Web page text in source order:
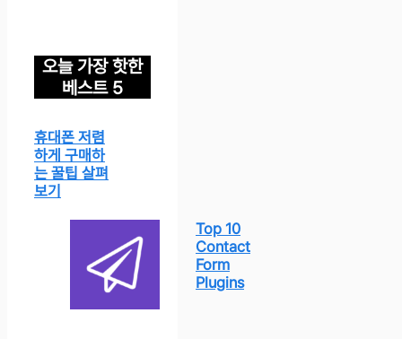
오늘 가장 핫한
베스트 5
휴대폰 저렴
하게 구매하
는 꿀팁 살펴
보기
Top 10
Contact
Form
Plugins